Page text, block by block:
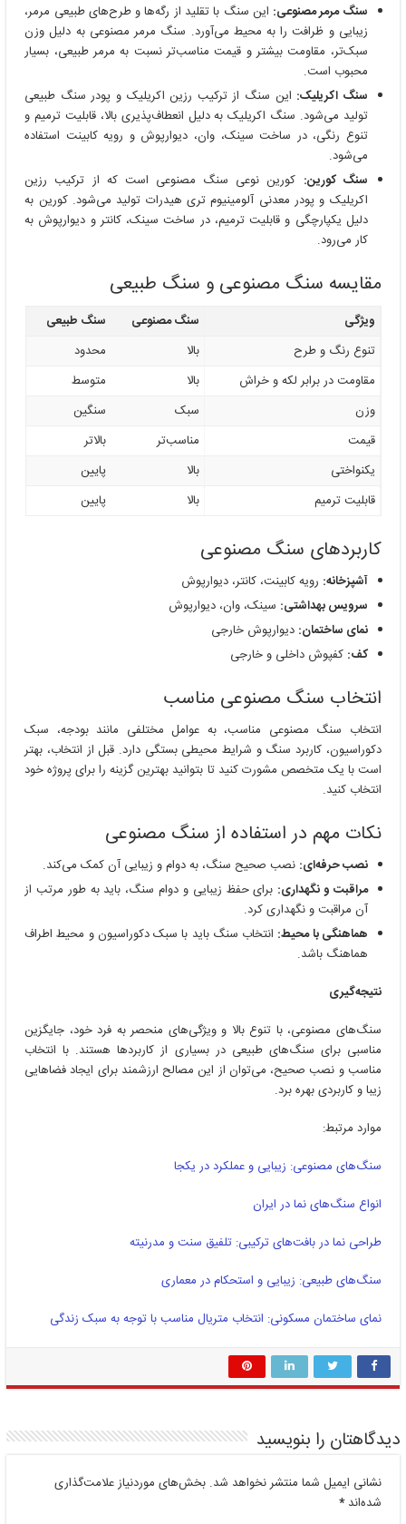
سنگ مرمر مصنوعی: این سنگ با تقلید از رگه‌ها و طرح‌های طبیعی مرمر،
زیبایی و ظرافت را به محیط می‌آورد. سنگ مرمر مصنوعی به دلیل وزن
سبک‌تر، مقاومت بیشتر و قیمت مناسب‌تر نسبت به مرمر طبیعی، بسیار
محبوب است.
سنگ اکریلیک: این سنگ از ترکیب رزین اکریلیک و پودر سنگ طبیعی
تولید می‌شود. سنگ اکریلیک به دلیل انعطاف‌پذیری بالا، قابلیت ترمیم و
تنوع رنگی، در ساخت سینک، وان، دیوارپوش و رویه کابینت استفاده
می‌شود.
سنگ کورین: کورین نوعی سنگ مصنوعی است که از ترکیب رزین
اکریلیک و پودر معدنی آلومینیوم تری هیدرات تولید می‌شود. کورین به
دلیل یکپارچگی و قابلیت ترمیم، در ساخت سینک، کانتر و دیوارپوش به
کار می‌رود.
مقایسه سنگ مصنوعی و سنگ طبیعی
ویژگی سنگ مصنوعی
سنگ طبیعی
تنوع رنگ و طرح
بالا
محدود
مقاومت در برابر لکه و خراش
بالا
متوسط
وزن
سبک
سنگین
قیمت
مناسب‌تر
بالاتر
یکنواختی
بالا
پایین
قابلیت ترمیم
بالا پایین
کاربردهای سنگ مصنوعی
آشپزخانه: رویه کابینت، کانتر، دیوارپوش
سرویس بهداشتی: سینک، وان، دیوارپوش
نمای ساختمان: دیوارپوش خارجی
کف: کفپوش داخلی و خارجی
انتخاب سنگ مصنوعی مناسب
انتخاب سنگ مصنوعی مناسب، به عوامل مختلفی مانند بودجه، سبک
دکوراسیون، کاربرد سنگ و شرایط محیطی بستگی دارد. قبل از انتخاب، بهتر
است با یک متخصص مشورت کنید تا بتوانید بهترین گزینه را برای پروژه خود
انتخاب کنید.
نکات مهم در استفاده از سنگ مصنوعی
نصب حرفه‌ای: نصب صحیح سنگ، به دوام و زیبایی آن کمک می‌کند.
مراقبت و نگهداری: برای حفظ زیبایی و دوام سنگ، باید به طور مرتب از
آن مراقبت و نگهداری کرد.
هماهنگی با محیط: انتخاب سنگ باید با سبک دکوراسیون و محیط اطراف
هماهنگ باشد.
نتیجه‌گیری
سنگ‌های مصنوعی، با تنوع بالا و ویژگی‌های منحصر به فرد خود، جایگزین
مناسبی برای سنگ‌های طبیعی در بسیاری از کاربردها هستند. با انتخاب
مناسب و نصب صحیح، می‌توان از این مصالح ارزشمند برای ایجاد فضاهایی
زیبا و کاربردی بهره برد.
موارد مرتبط:
سنگ‌های مصنوعی: زیبایی و عملکرد در یکجا
انواع سنگ‌های نما در ایران
طراحی نما در بافت‌های ترکیبی: تلفیق سنت و مدرنیته
سنگ‌های طبیعی: زیبایی و استحکام در معماری
نمای ساختمان مسکونی: انتخاب متریال مناسب با توجه به سبک زندگی
دیدگاهتان را بنویسید
نشانی ایمیل شما منتشر نخواهد شد. بخش‌های موردنیاز علامت‌گذاری
شده‌اند*